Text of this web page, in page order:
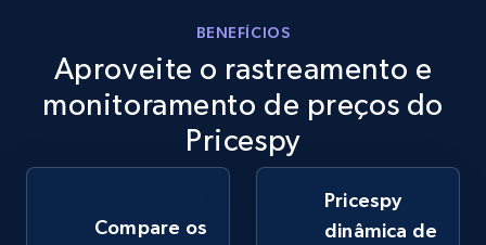
URL, Product id, Title, Seller name, Seller rating,
Seller reviews, Breadcrumbs, Root category, and
more.
2.5K+ 358+ Comece agora
BENEFÍCIOS
Aproveite o rastreamento e
monitoramento de preços do
Pricespy
Compare os
Pricespy
dinâmica de